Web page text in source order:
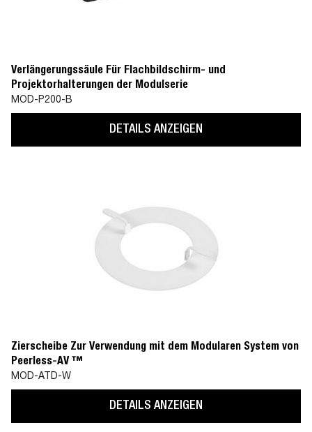
Verlängerungssäule Für Flachbildschirm- und
Projektorhalterungen der Modulserie
MOD-P200-B
DETAILS ANZEIGEN
Zierscheibe Zur Verwendung mit dem Modularen System von
Peerless-AV ™
MOD-ATD-W
DETAILS ANZEIGEN